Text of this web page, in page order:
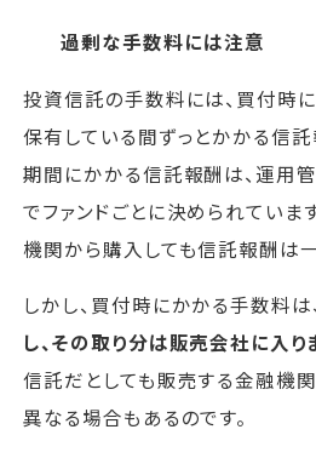
過剰な手数料には注意
投資信託の手数料には、買付時
保有している間ずっとかかる信託
期間にかかる信託報酬は、運用
でファンドごとに決められていま
機関から購入しても信託報酬は一
しかし、買付時にかかる手数料は、
し、その取り分は販売会社に入り
信託だとしても販売する金融機
異なる場合もあるのです。